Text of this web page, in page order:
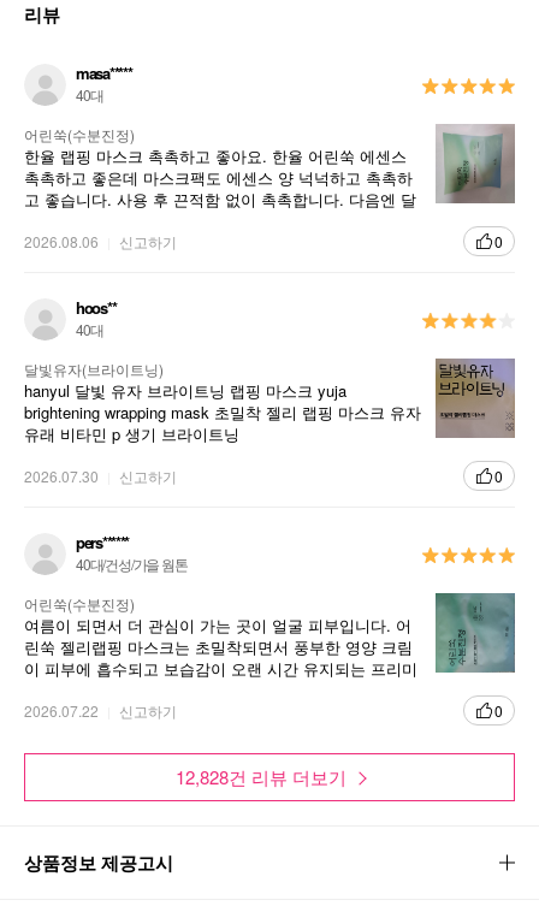
리뷰
masa*****
40대
어린쑥(수분진정)
한율 랩핑 마스크 촉촉하고 좋아요. 한율 어린쑥 에센스
촉촉하고 좋은데 마스크팩도 에센스 양 넉넉하고 촉촉하
고 좋습니다. 사용 후 끈적함 없이 촉촉합니다. 다음엔 달
2026.08.06 신고하기 0
hoos**
40대
달빛유자(브라이트닝)
hanyul 달빛 유자 브라이트닝 랩핑 마스크 yuja
brightening wrapping mask 초밀착 젤리 랩핑 마스크 유자
유래 비타민 p 생기 브라이트닝
2026.07.30 신고하기 0
pers******
40대/건성/가을 웜톤
어린쑥(수분진정)
여름이 되면서 더 관심이 가는 곳이 얼굴 피부입니다. 어
린쑥 젤리랩핑 마스크는 초밀착되면서 풍부한 영양 크림
이 피부에 흡수되고 보습감이 오랜 시간 유지되는 프리미
2026.07.22 신고하기 0
12,828건 리뷰 더보기
상품정보 제공고시